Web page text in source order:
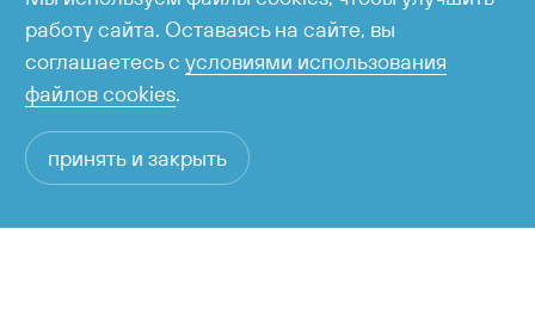
работу сайта. Оставаясь на сайте, вы
соглашаетесь сусловиями использования
файлов cookies.
принять и закрыть